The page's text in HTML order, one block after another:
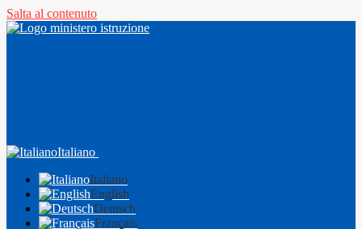
Salta al contenuto
Italiano
Italiano
English
Deutsch
Français